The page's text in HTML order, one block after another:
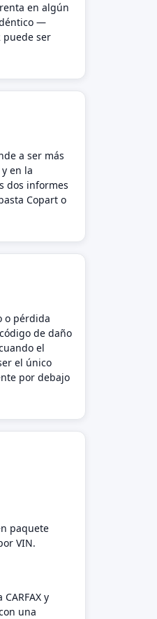
en algún
—
puede ser
a ser más
en la
dos informes
Copart o
o pérdida
de daño
el
el único
por debajo
paquete
VIN.
y
una